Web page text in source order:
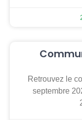
Retrouvez le
septembre